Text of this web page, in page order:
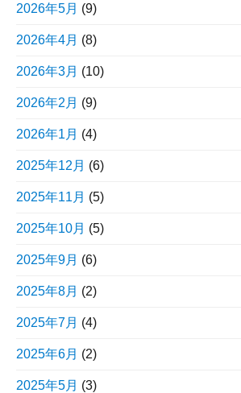
2026年5月 (9)
2026年4月 (8)
2026年3月 (10)
2026年2月 (9)
2026年1月 (4)
2025年12月 (6)
2025年11月 (5)
2025年10月 (5)
2025年9月 (6)
2025年8月 (2)
2025年7月 (4)
2025年6月 (2)
2025年5月 (3)